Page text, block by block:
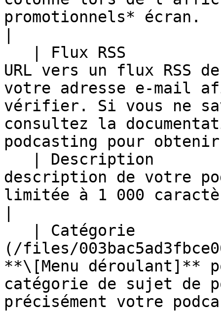
promotionnels* écran.
URL vers un flux RSS
votre adresse e-mail
vérifier. Si vous ne
consultez la
podcasting pour
description de votre
limitée à 1 000
(/files/
**\[Menu déroulant]**
catégorie de sujet de
précisément votre